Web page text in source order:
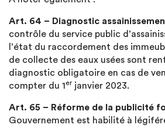
Art. 64 – Diagnostic
contrôle du service public
l’état du raccordement des
de collecte des eaux usées sont
diagnostic obligatoire en cas de
compter du 1er janvier 2023.
Art. 65 – Réforme de la publicité
Gouvernement est habilité à